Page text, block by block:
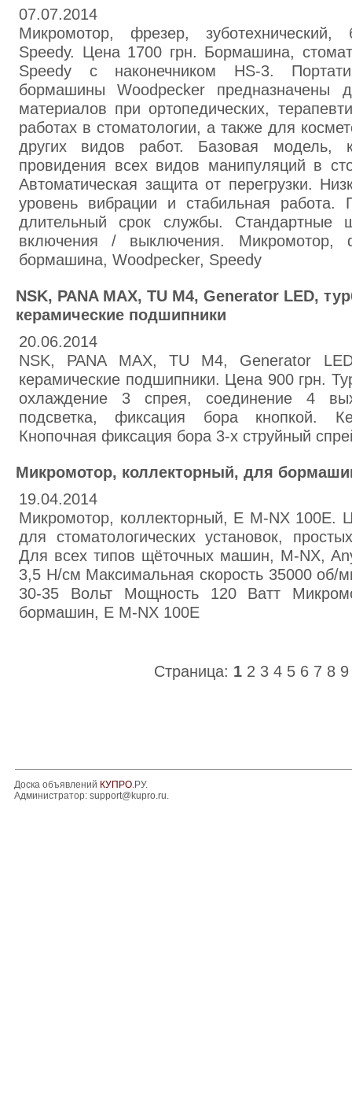
07.07.2014
Микромотор, фрезер, зуботехнический,
Speedy. Цена 1700 грн. Бормашина,
Speedy с наконечником HS-3.
бормашины Woodpecker предназначены
материалов при ортопедических,
работах в стоматологии, а также для
других видов работ. Базовая модель,
провидения всех видов манипуляций в
Автоматическая защита от перегрузки.
уровень вибрации и стабильная работа.
длительный срок службы. Стандартные
включения / выключения. Микромотор,
бормашина, Woodpecker, Speedy
NSK, PANA MAX, TU M4, Generator LED,
керамические подшипники
20.06.2014
NSK, PANA MAX, TU M4, Generator
керамические подшипники. Цена 900 грн.
охлаждение 3 спрея, соединение 4
подсветка, фиксация бора кнопкой.
Кнопочная фиксация бора 3-x струйный
Микромотор, коллекторный, для
19.04.2014
Микромотор, коллекторный, Е M-NX 100E.
для стоматологических установок,
Для всех типов щёточных машин, M-NX,
3,5 Н/см Максимальная скорость 35000 об/
30-35 Вольт Мощность 120 Ватт
бормашин, Е M-NX 100E
Страница: 1 2 3 4 5 6 7 8 9
Доска объявлений КУПРО.РУ.
Администратор: support@kupro.ru.